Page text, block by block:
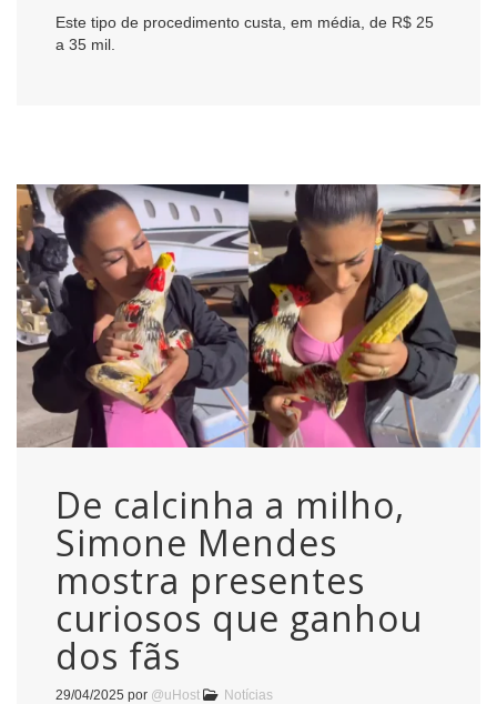
Este tipo de procedimento custa, em média, de R$ 25
a 35 mil.
De calcinha a milho,
Simone Mendes
mostra presentes
curiosos que ganhou
dos fãs
29/04/2025 por @uHost Notícias